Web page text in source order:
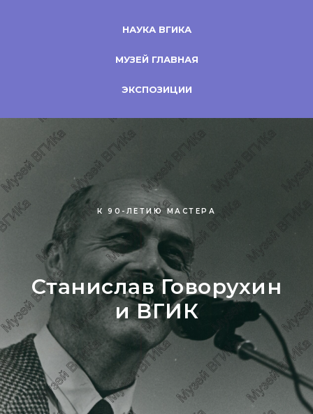
НАУКА ВГИКА
МУЗЕЙ ГЛАВНАЯ
ЭКСПОЗИЦИИ
К 90-ЛЕТИЮ МАСТЕРА
Станислав Говорухин
и ВГИК